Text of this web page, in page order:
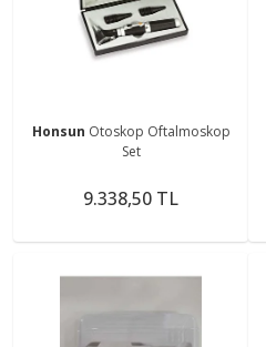
Honsun Otoskop Oftalmoskop
Set
9.338,50 TL